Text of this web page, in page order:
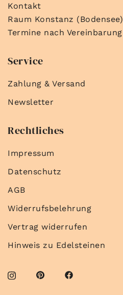
Kontakt
Raum Konstanz (Bodensee)
Termine nach Vereinbarung
Service
Zahlung & Versand
Newsletter
Rechtliches
Impressum
Datenschutz
AGB
Widerrufsbelehrung
Vertrag widerrufen
Hinweis zu Edelsteinen